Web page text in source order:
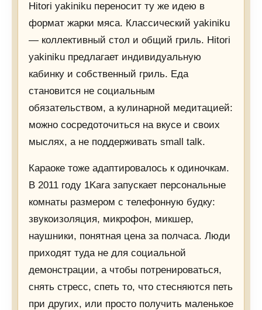
Hitori yakiniku переносит ту же идею в
формат жарки мяса. Классический yakiniku
— коллективный стол и общий гриль. Hitori
yakiniku предлагает индивидуальную
кабинку и собственный гриль. Еда
становится не социальным
обязательством, а кулинарной медитацией:
можно сосредоточиться на вкусе и своих
мыслях, а не поддерживать small talk.
Караоке тоже адаптировалось к одиночкам.
В 2011 году 1Kara запускает персональные
комнаты размером с телефонную будку:
звукоизоляция, микрофон, микшер,
наушники, понятная цена за полчаса. Люди
приходят туда не для социальной
демонстрации, а чтобы потренироваться,
снять стресс, спеть то, что стесняются петь
при других, или просто получить маленькое